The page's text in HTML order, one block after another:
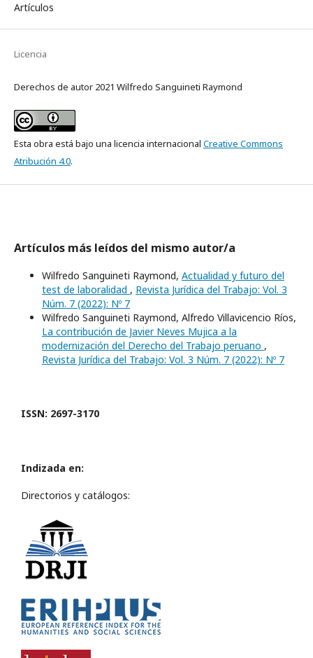
Artículos
Licencia
Derechos de autor 2021 Wilfredo Sanguineti Raymond
Esta obra está bajo una licencia internacional Creative Commons
Atribución 4.0.
Artículos más leídos del mismo autor/a
Wilfredo Sanguineti Raymond, Actualidad y futuro del
test de laboralidad , Revista Jurídica del Trabajo: Vol. 3
Núm. 7 (2022): Nº 7
Wilfredo Sanguineti Raymond, Alfredo Villavicencio Ríos,
La contribución de Javier Neves Mujica a la
modernización del Derecho del Trabajo peruano ,
Revista Jurídica del Trabajo: Vol. 3 Núm. 7 (2022): Nº 7
ISSN: 2697-3170
Indizada en:
Directorios y catálogos: